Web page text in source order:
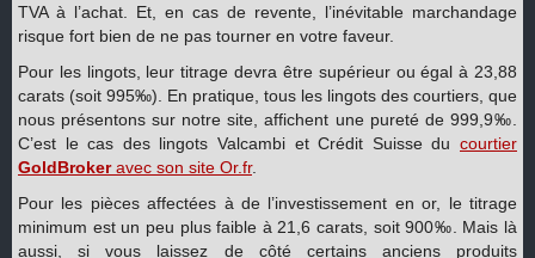
TVA à l’achat. Et, en cas de revente, l’inévitable marchandage
risque fort bien de ne pas tourner en votre faveur.
Pour les lingots, leur titrage devra être supérieur ou égal à 23,88
carats (soit 995‰). En pratique, tous les lingots des courtiers, que
nous présentons sur notre site, affichent une pureté de 999,9‰.
C’est le cas des lingots Valcambi et Crédit Suisse du courtier
GoldBrokeravec son site Or.fr.
Pour les pièces affectées à de l’investissement en or, le titrage
minimum est un peu plus faible à 21,6 carats, soit 900‰. Mais là
aussi, si vous laissez de côté certains anciens produits